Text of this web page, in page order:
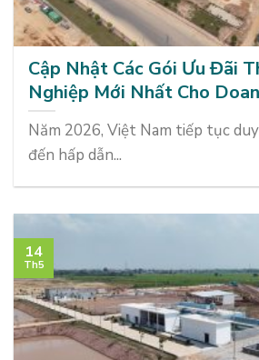
Cập Nhật Các Gói Ưu Đãi
Nghiệp Mới Nhất Cho
Và EPE
Năm 2026, Việt Nam tiếp tục
đến hấp dẫn...
14
Th5